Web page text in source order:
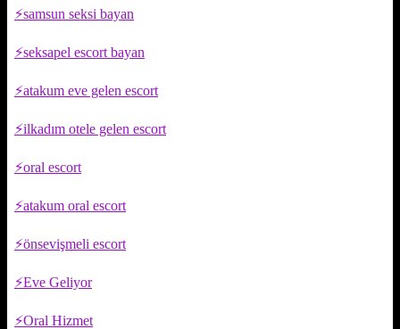
samsun seksi bayan
seksapel escort bayan
atakum eve gelen escort
ilkadım otele gelen escort
oral escort
atakum oral escort
önsevişmeli escort
Eve Geliyor
Oral Hizmet